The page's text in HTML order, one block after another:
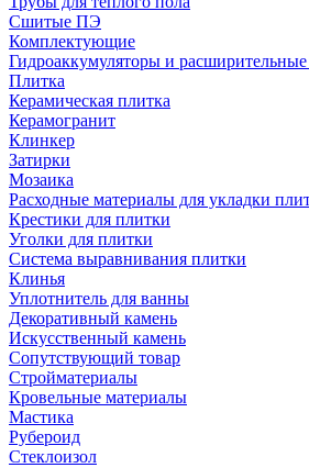
Сшитые ПЭ
Комплектующие
Гидроаккумуляторы и расширительные
Плитка
Керамическая плитка
Керамогранит
Клинкер
Затирки
Мозаика
Расходные материалы для укладки
Крестики для плитки
Уголки для плитки
Система выравнивания плитки
Клинья
Уплотнитель для ванны
Декоративный камень
Искусственный камень
Сопутствующий товар
Стройматериалы
Кровельные материалы
Мастика
Рубероид
Стеклоизол